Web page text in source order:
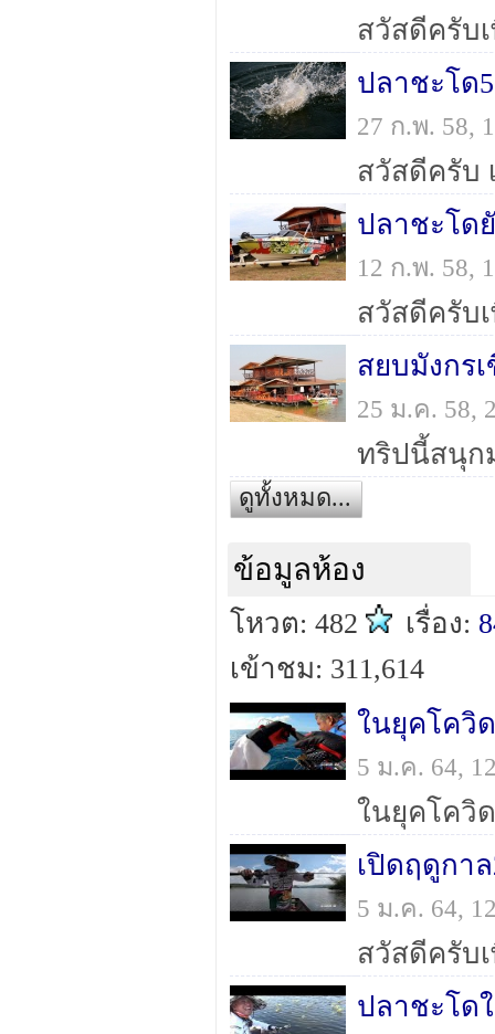
ปลาชะโด
27 ก.พ. 58,
12 ก.พ. 58,
สยบมังกร
25 ม.ค. 58,
ดูทั้งหมด...
ข้อมูลห้อง
โหวต: 482 เรื่อง:
เข้าชม: 311,614
5 ม.ค. 64,
เปิดฤดูกา
5 ม.ค. 64,
ปลาชะโด